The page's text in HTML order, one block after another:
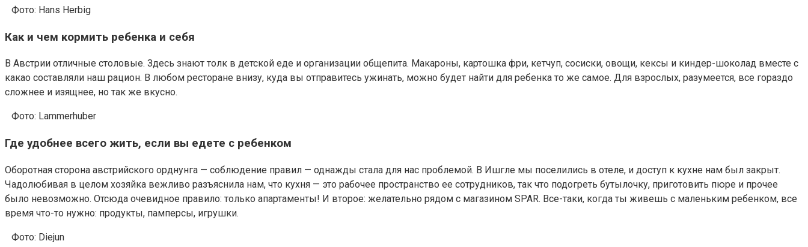
Фото: Hans Herbig
Как и чем кормить ребенка и себя
В Австрии отличные столовые. Здесь знают толк в детской еде и организации общепита. Макароны, картошка фри, кетчуп, сосиски, овощи, кексы и киндер-шоколад вместе с
какао составляли наш рацион. В любом ресторане внизу, куда вы отправитесь ужинать, можно будет найти для ребенка то же самое. Для взрослых, разумеется, все гораздо
сложнее и изящнее, но так же вкусно.
Фото: Lammerhuber
Где удобнее всего жить, если вы едете с ребенком
Оборотная сторона австрийского орднунга — соблюдение правил — однажды стала для нас проблемой. В Ишгле мы поселились в отеле, и доступ к кухне нам был закрыт.
Чадолюбивая в целом хозяйка вежливо разъяснила нам, что кухня — это рабочее пространство ее сотрудников, так что подогреть бутылочку, приготовить пюре и прочее
было невозможно. Отсюда очевидное правило: только апартаменты! И второе: желательно рядом с магазином SPAR. Все-таки, когда ты живешь с маленьким ребенком, все
время что-то нужно: продукты, памперсы, игрушки.
Фото: Diejun